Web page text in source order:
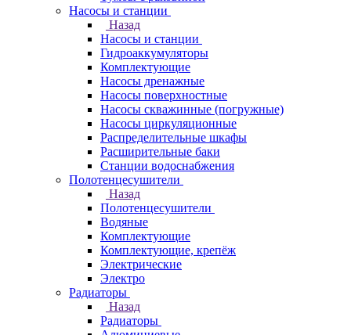
Насосы и станции
Назад
Насосы и станции
Гидроаккумуляторы
Комплектующие
Насосы дренажные
Насосы поверхностные
Насосы скважинные (погружные)
Насосы циркуляционные
Распределительные шкафы
Расширительные баки
Станции водоснабжения
Полотенцесушители
Назад
Полотенцесушители
Водяные
Комплектующие
Комплектующие, крепёж
Электрические
Электро
Радиаторы
Назад
Радиаторы